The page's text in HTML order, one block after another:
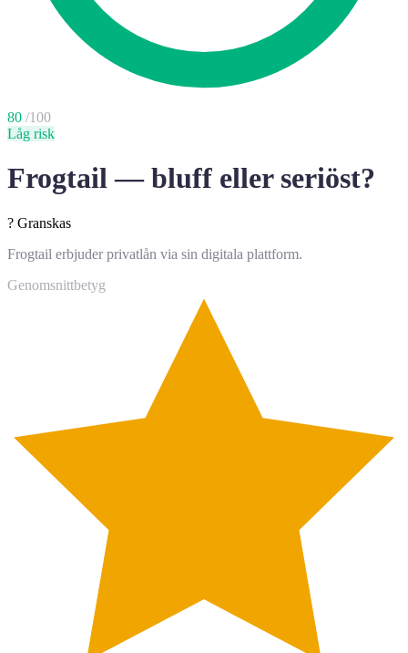
80 /100
Låg risk
Frogtail — bluff eller seriöst?
? Granskas
Frogtail erbjuder privatlån via sin digitala plattform.
Genomsnittbetyg